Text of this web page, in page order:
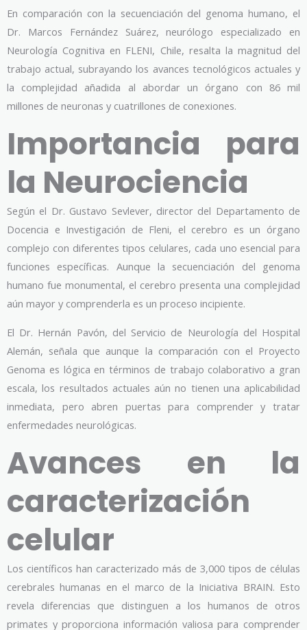
En comparación con la secuenciación del genoma humano, el
Dr. Marcos Fernández Suárez, neurólogo especializado en
Neurología Cognitiva en FLENI, Chile, resalta la magnitud del
trabajo actual, subrayando los avances tecnológicos actuales y
la complejidad añadida al abordar un órgano con 86 mil
millones de neuronas y cuatrillones de conexiones.
Importancia para
la Neurociencia
Según el Dr. Gustavo Sevlever, director del Departamento de
Docencia e Investigación de Fleni, el cerebro es un órgano
complejo con diferentes tipos celulares, cada uno esencial para
funciones específicas. Aunque la secuenciación del genoma
humano fue monumental, el cerebro presenta una complejidad
aún mayor y comprenderla es un proceso incipiente.
El Dr. Hernán Pavón, del Servicio de Neurología del Hospital
Alemán, señala que aunque la comparación con el Proyecto
Genoma es lógica en términos de trabajo colaborativo a gran
escala, los resultados actuales aún no tienen una aplicabilidad
inmediata, pero abren puertas para comprender y tratar
enfermedades neurológicas.
Avances en la
caracterización
celular
Los científicos han caracterizado más de 3,000 tipos de células
cerebrales humanas en el marco de la Iniciativa BRAIN. Esto
revela diferencias que distinguen a los humanos de otros
primates y proporciona información valiosa para comprender